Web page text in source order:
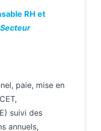
RH et
Secteur
paie, mise en
suivi des
annuels,